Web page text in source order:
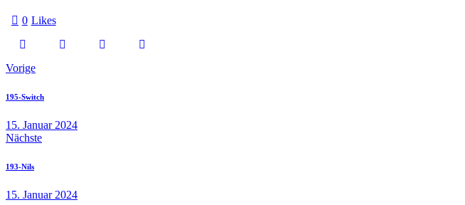
0 Likes
Beitragsnavigation
Vorige
195-Switch
15. Januar 2024
Nächste
193-Nils
15. Januar 2024